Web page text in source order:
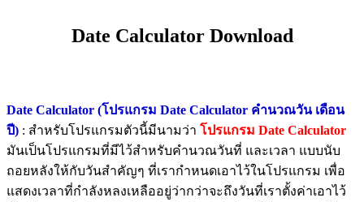
Date Calculator Download
Date Calculator (โปรแกรม Date Calculator คำนวณวัน เดือน
ปี) : สำหรับโปรแกรมตัวนี้มีนามว่า โปรแกรม Date Calculator
มันเป็นโปรแกรมที่มีไว้สำหรับคำนวณวันที่ และเวลา แบบนับ
ถอยหลังให้กับวันสำคัญๆ ที่เรากำหนดเอาไว้ในโปรแกรม เพื่อ
แสดงเวลาที่กำลังหลงเหลืออยู่ว่ากว่าจะถึงวันที่เราตั้งค่าเอาไว้